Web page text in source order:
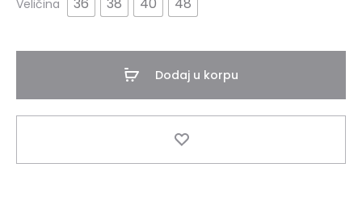
Veličina 36 38 40 48
Dodaj u korpu